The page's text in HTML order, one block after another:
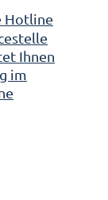
Hotline
Ihnen
im